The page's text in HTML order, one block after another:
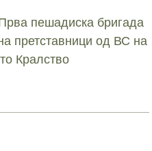
пешадиска бригада
претставници од ВС на
Кралство